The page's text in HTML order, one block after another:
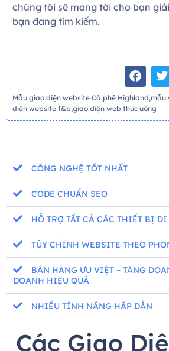
chúng tôi sẽ mang tới cho bạn
bạn đang tìm kiếm.
Mẫu giao diện website Cà phê
diện website f&b,giao diện web thức uống
CÔNG NGHỆ TỐT NHẤT
CODE CHUẨN SEO
HỖ TRỢ TẤT CẢ CÁC THIẾT BỊ
TÙY CHỈNH WEBSITE THEO
BÁN HÀNG ƯU VIỆT – TĂNG
DOANH HIỆU QUẢ
NHIỀU TÍNH NĂNG HẤP DẪN
Các Giao